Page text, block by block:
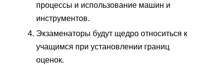
процессы и использование машин и
инструментов.
Экзаменаторы будут щедро относиться к
учащимся при установлении границ
оценок.